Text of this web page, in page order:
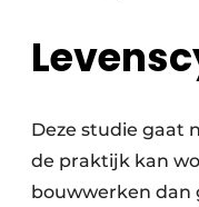
Deze studie gaat
de praktijk kan
bouwwerken dan